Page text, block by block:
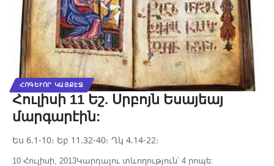
ՀՈԳԵՒՈՐ ԿԱՅՔԷՋ
Հուլիսի 11 Եշ. Սրբոյն Եսայեայ
մարգարէին:
Ես 6.1-10։ Եբ 11.32-40։ Ղկ 4.14-22։
10 Հուլիսի, 2013Կարդալու տևողություն՝ 4 րոպե: